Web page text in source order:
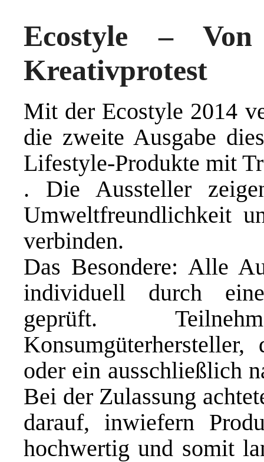
Ecostyle –
Kreativprotest
Mit der Ecostyle 2014
die zweite Ausgabe
Lifestyle-Produkte mit
. Die Aussteller
Umweltfreundlichkeit
verbinden.
Das Besondere: Alle
individuell durch
geprüft.
oder ein ausschließlich
Bei der Zulassung
darauf, inwiefern
hochwertig und somit